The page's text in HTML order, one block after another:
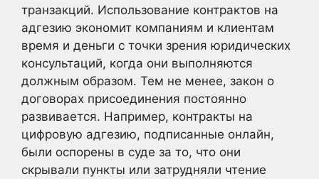
транзакций. Использование контрактов на
адгезию экономит компаниям и клиентам
время и деньги с точки зрения юридических
консультаций, когда они выполняются
должным образом. Тем не менее, закон о
договорах присоединения постоянно
развивается. Например, контракты на
цифровую адгезию, подписанные онлайн,
были оспорены в суде за то, что они
скрывали пункты или затрудняли чтение